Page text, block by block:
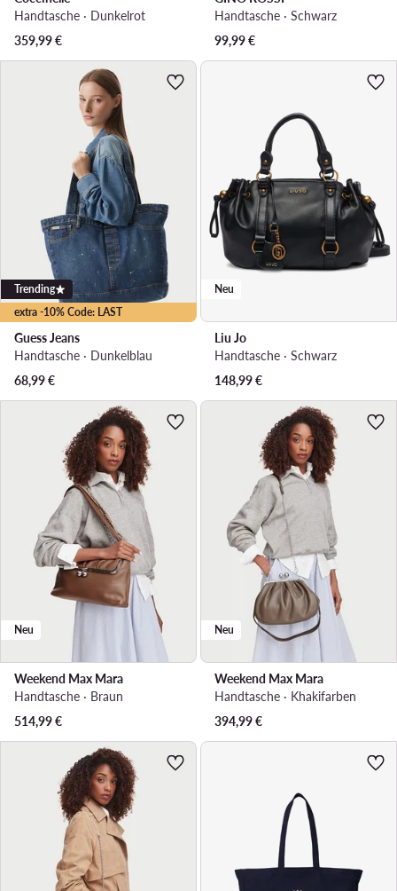
Handtasche · Dunkelrot
359,99€
Handtasche · Schwarz
99,99€
extra -10% Code: LAST
Trending
Guess Jeans
Handtasche · Dunkelblau
68,99€
Neu
Liu Jo
Handtasche · Schwarz
148,99€
Neu
Weekend Max Mara
Handtasche · Braun
514,99€
Neu
Weekend Max Mara
Handtasche · Khakifarben
394,99€